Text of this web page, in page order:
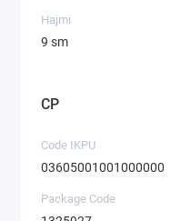
Hajmi
9 sm
CP
Code IKPU
03605001001000000
Package Code